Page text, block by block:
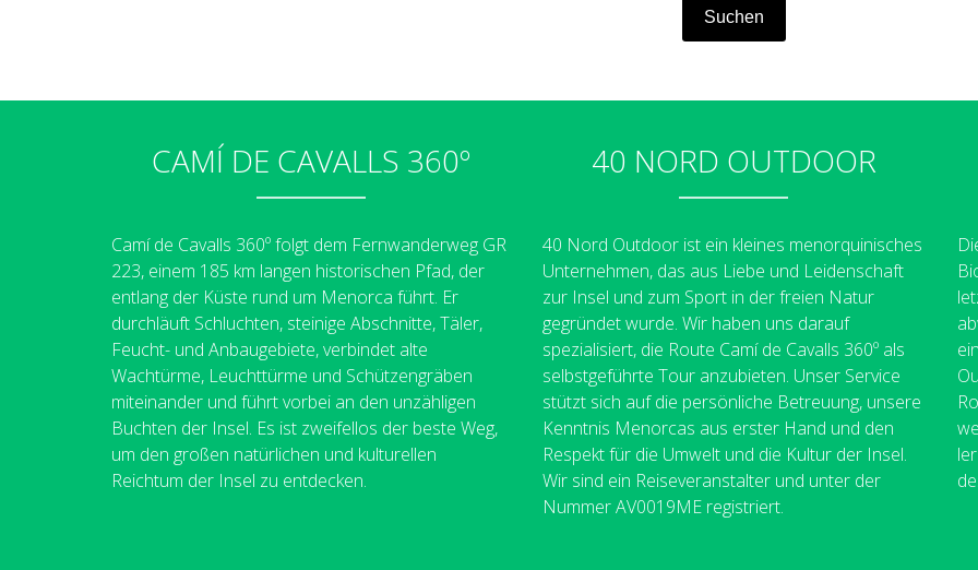
CAMÍ DE CAVALLS 360º
Camí de Cavalls 360º folgt dem Fernwanderweg GR
223, einem 185 km langen historischen Pfad, der
entlang der Küste rund um Menorca führt. Er
durchläuft Schluchten, steinige Abschnitte, Täler,
Feucht- und Anbaugebiete, verbindet alte
Wachtürme, Leuchttürme und Schützengräben
miteinander und führt vorbei an den unzähligen
Buchten der Insel. Es ist zweifellos der beste Weg,
um den großen natürlichen und kulturellen
Reichtum der Insel zu entdecken.
40 NORD OUTDOOR
40 Nord Outdoor ist ein kleines menorquinisches
Unternehmen, das aus Liebe und Leidenschaft
zur Insel und zum Sport in der freien Natur
gegründet wurde. Wir haben uns darauf
spezialisiert, die Route Camí de Cavalls 360º als
selbstgeführte Tour anzubieten. Unser Service
stützt sich auf die persönliche Betreuung, unsere
Kenntnis Menorcas aus erster Hand und den
Respekt für die Umwelt und die Kultur der Insel.
Wir sind ein Reiseveranstalter und unter der
Nummer AV0019ME registriert.